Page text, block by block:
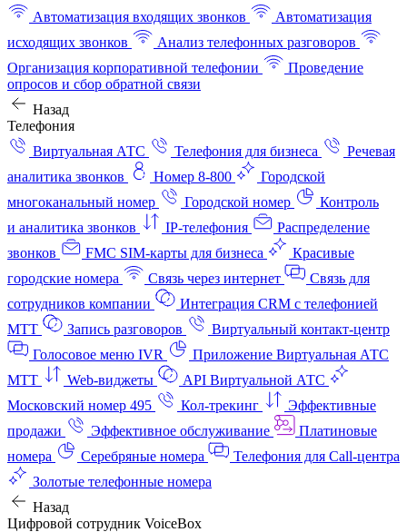
Автоматизация входящих звонков
Автоматизация
исходящих звонков
Анализ телефонных разговоров
Организация корпоративной телефонии
Проведение
опросов и сбор обратной связи
Назад
Телефония
Виртуальная АТС
Телефония для бизнеса
Речевая
аналитика звонков
Номер 8-800
Городской
многоканальный номер
Городской номер
Контроль
и аналитика звонков
IP-телефония
Распределение
звонков
FMC SIM-карты для бизнеса
Красивые
городские номера
Связь через интернет
Связь для
сотрудников компании
Интеграция CRM с телефонией
МТТ
Запись разговоров
Виртуальный контакт‑центр
Голосовое меню IVR
Приложение Виртуальная АТС
МТТ
Web-виджеты
API Виртуальной АТС
Московский номер 495
Кол-трекинг
Эффективные
продажи
Эффективное обслуживание
Платиновые
номера
Серебряные номера
Телефония для Call-центра
Золотые телефонные номера
Назад
Цифровой сотрудник VoiceBox